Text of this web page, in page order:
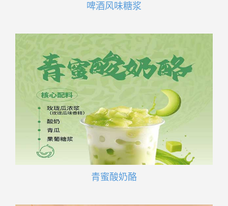
啤酒风味糖浆
青蜜酸奶酪